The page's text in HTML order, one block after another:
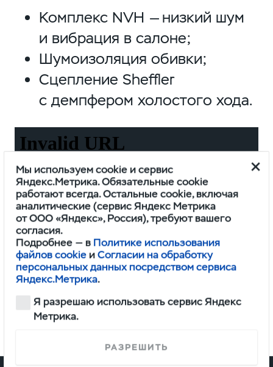
Комплекс NVH — низкий шум
и вибрация в салоне;
Шумоизоляция обивки;
Сцепление Sheffler
с демпфером холостого хода.
Мы используем cookie и сервис
Яндекс.Метрика. Обязательные cookie
работают всегда. Остальные cookie, включая
аналитические (сервис Яндекс Метрика
от ООО «Яндекс», Россия), требуют вашего
согласия.
Подробнее — в Политике использования
файлов cookie иСогласии на обработку
персональных данных посредством сервиса
Яндекс.Метрика.
Я разрешаю использовать сервис Яндекс
Метрика.
РАЗРЕШИТЬ